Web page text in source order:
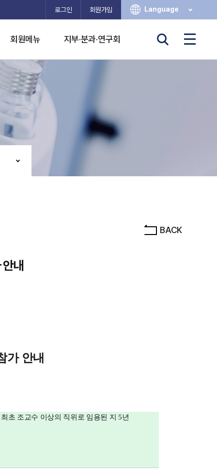
로그인 회원가입 Language
회원메뉴 지부·분과·연구회
BACK
내
가 안내
초 조교수 이상의 직위로 임용된 지 5년